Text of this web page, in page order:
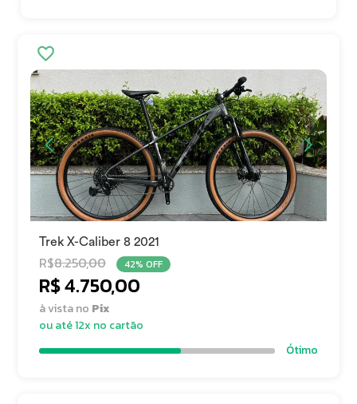
Trek X-Caliber 8 2021
R$8.250,00 42% OFF
R$ 4.750,00
à vista no Pix
ou até 12x no cartão
Ótimo